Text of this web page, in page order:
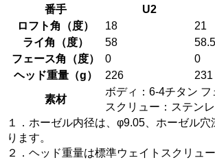
番手 U2
ロフト角（度）
18 21
ライ角（度）
58 58.5
フェース角（度）
0 0
ヘッド重量（g）
226 231
素材
ボディ：6-4チタン
スクリュー：ステン
１．ホーゼル内径は、φ9.05、ホーゼル穴
ります。
２．ヘッド重量は標準ウェイトスクリュ